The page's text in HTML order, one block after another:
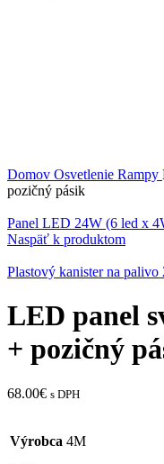
Domov Osvetlenie Rampy
pozičný pásik
Panel LED 24W (6 led x
Naspäť k produktom
Plastový kanister na
LED panel
+ pozičný
68.00€ s DPH
Výrobca 4M